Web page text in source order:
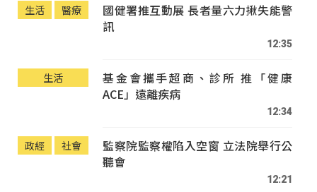
生活 醫療
國健署推互動展 長者量六力揪失能警
訊
12:35
生活
基金會攜手超商、診所 推「健康
ACE」遠離疾病
12:34
政經 社會
監察院監察權陷入空窗 立法院舉行公
聽會
12:21